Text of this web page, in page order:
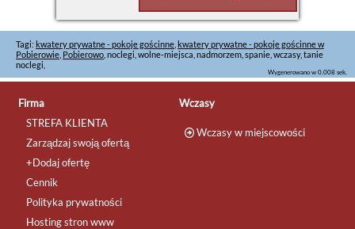
Tagi: kwatery prywatne - pokoje gościnne kwatery prywatne - pokoje gościnne w
Pobierowie Pobierowo , noclegi, wolne-miejsca, nadmorzem, spanie, wczasy, tanie
noclegi,
Wygenerowano w 0.008 sek.
Firma
STREFA KLIENTA
Zarządzaj swoją ofertą
+Dodaj ofertę
Cennik
Polityka prywatności
Hosting stron www
Wczasy
Wczasy w miejscowości